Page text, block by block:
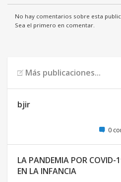
No hay comentarios sobre esta
Sea el primero en comentar.
Más publicaciones...
bjir
0
LA PANDEMIA POR COVID-
EN LA INFANCIA